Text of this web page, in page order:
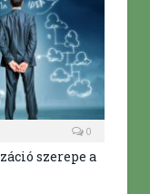
0
szerepe a